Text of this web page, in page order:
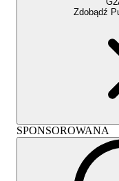
Zdobądź
SPONSOROWANA